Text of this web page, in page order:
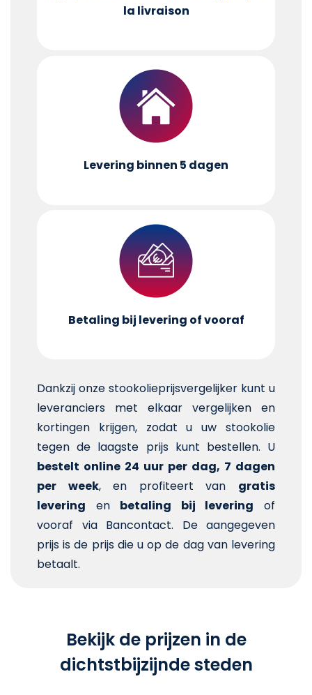
la livraison
Levering binnen 5 dagen
Betaling bij levering of vooraf
Dankzij onze stookolieprijsvergelijker kunt u
leveranciers met elkaar vergelijken en
kortingen krijgen, zodat u uw stookolie
tegen de laagste prijs kunt bestellen. U
bestelt online 24 uur per dag, 7 dagen
per week, en profiteert van gratis
levering en betaling bij levering of
vooraf via Bancontact. De aangegeven
prijs is de prijs die u op de dag van levering
betaalt.
Bekijk de prijzen in de
dichtstbijzijnde steden